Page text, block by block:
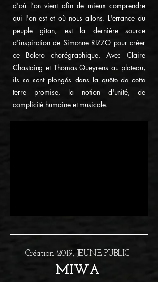
d'où l'on vient afin de mieux comprendre
qui l'on est et où nous allons. L'errance du
peuple gitan, est la dernière source
d'inspiration de Simonne RIZZO pour créer
ce Bolero chorégraphique. Avec Claire
Chastaing et Thomas Queyrens au plateau,
ils se sont plongés dans la quête de cette
terre promise, la notion d'unité, de
complicité humaine et musicale.
Création 2019, JEUNE PUBLIC
MIWA